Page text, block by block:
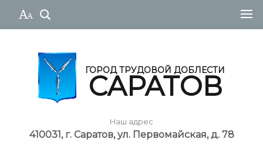
ГОРОД ТРУДОВОЙ ДОБЛЕСТИ
САРАТОВ
Наш адрес
410031, г. Саратов, ул. Первомайская, д. 78